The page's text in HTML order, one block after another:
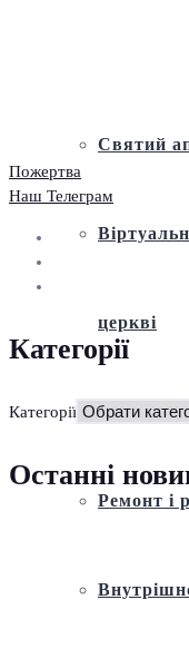
Святий
церкві
Історія
Ремонт і
Пожертва
Наш Телеграм
Категорії
Категорії
Останні